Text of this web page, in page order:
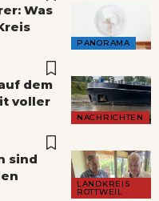
PANORAMA
Was
NACHRICHTEN
dem
voller
LANDKREIS
ROTTWEIL
sind